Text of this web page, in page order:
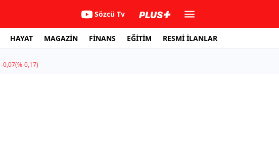
Sözcü Tv
HAYAT MAGAZİN FİNANS EĞİTİM RESMİ İLANLAR
-0,07(%-0,17)